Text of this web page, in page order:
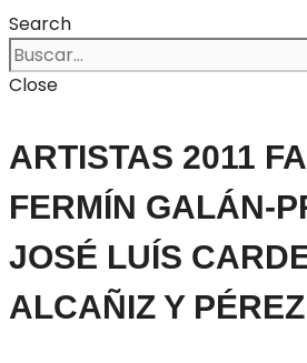
Search
Close
ARTISTAS 2011
FERMÍN GALÁN-
JOSÉ LUÍS
ALCAÑIZ Y PÉREZ